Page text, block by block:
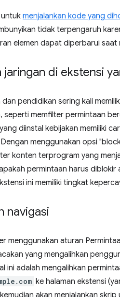
menjalankan kode yang
tidak terpengaruh
elemen dapat diperbarui saat
di ekstensi
pendidikan sering kali
memfilter permintaan
diinstal kebijakan memiliki
menggunakan opsi
konten terprogram yang
permintaan harus
ini memiliki tingkat
navigasi
menggunakan aturan
yang mengalihkan
ini adalah mengalihkan
ke halaman ekstensi
akan menjalankan